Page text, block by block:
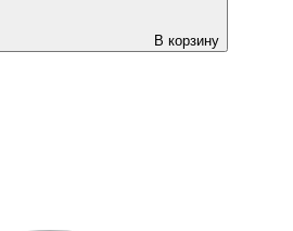
В корзину